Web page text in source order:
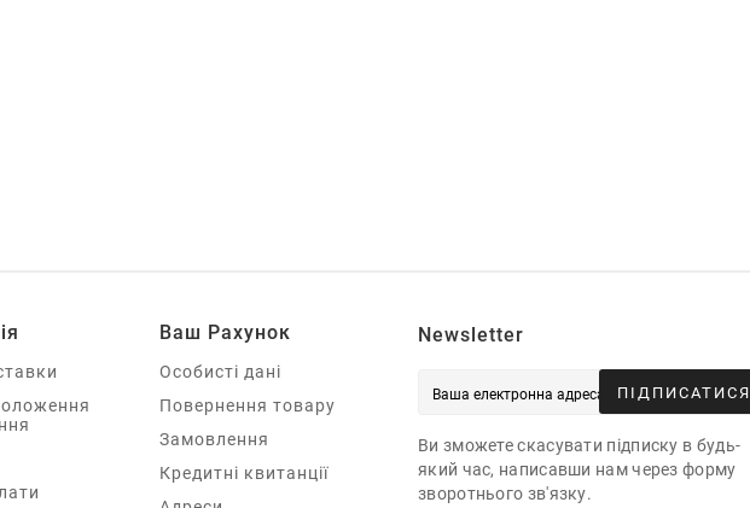
Ваш Рахунок
Особисті дані
Повернення товару
Замовлення
Кредитні квитанції
Newsletter
ПІДПИСАТИСЯ
Ви зможете скасувати підписку в будь-
який час, написавши нам через форму
зворотнього зв'язку.